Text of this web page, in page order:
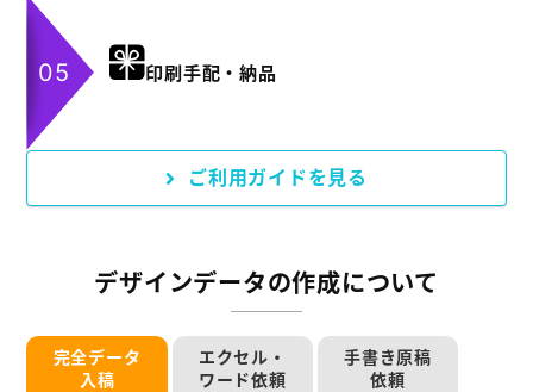
印刷手配・納品
ご利用ガイドを見る
デザインデータの作成について
完全データ
入稿
エクセル・
ワード依頼
手書き原稿
依頼